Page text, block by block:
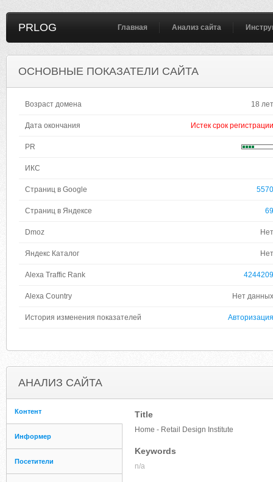
PRLOG Главная Анализ сайта
ОСНОВНЫЕ ПОКАЗАТЕЛИ САЙТА
Возраст домена 18 лет
Дата окончания Истек срок регистрации
PR
ИКС
Страниц в Google 5570
Страниц в Яндексе 69
Dmoz Нет
Яндекс Каталог Нет
Alexa Traffic Rank 4244209
Alexa Country Нет данных
История изменения показателей Авторизация
АНАЛИЗ САЙТА
Контент
Информер
Посетители
Title
Home - Retail Design Institute
Keywords
n/a